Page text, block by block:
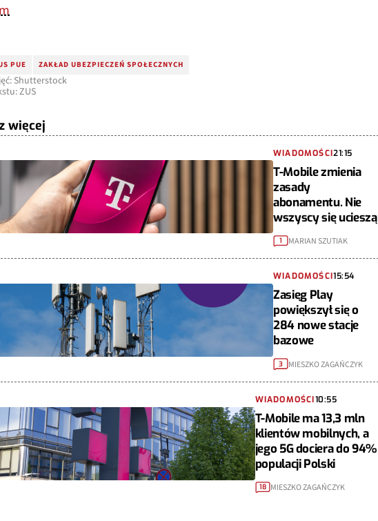
PUE ZAKŁAD UBEZPIECZEŃ SPOŁECZNYCH
Shutterstock
ZUS
więcej
WIADOMOŚCI21:15
T-Mobile zmienia
zasady
abonamentu. Nie
wszyscy się ucieszą
1 MARIAN SZUTIAK
WIADOMOŚCI15:54
Zasięg Play
powiększył się o
284 nowe stacje
bazowe
3 MIESZKO ZAGAŃCZYK
WIADOMOŚCI10:55
T-Mobile ma 13,3 mln
klientów mobilnych, a
jego 5G dociera do 94%
populacji Polski
18 MIESZKO ZAGAŃCZYK